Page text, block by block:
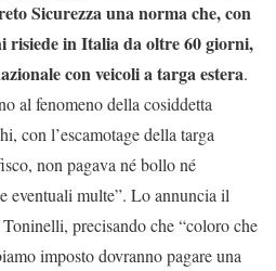
Sicurezza una norma che, con
risiede in Italia da oltre 60 giorni,
con veicoli a targa estera.
al fenomeno della cosiddetta
con l’escamotage della targa
non pagava né bollo né
eventuali multe”. Lo annuncia il
precisando che “coloro che
imposto dovranno pagare una